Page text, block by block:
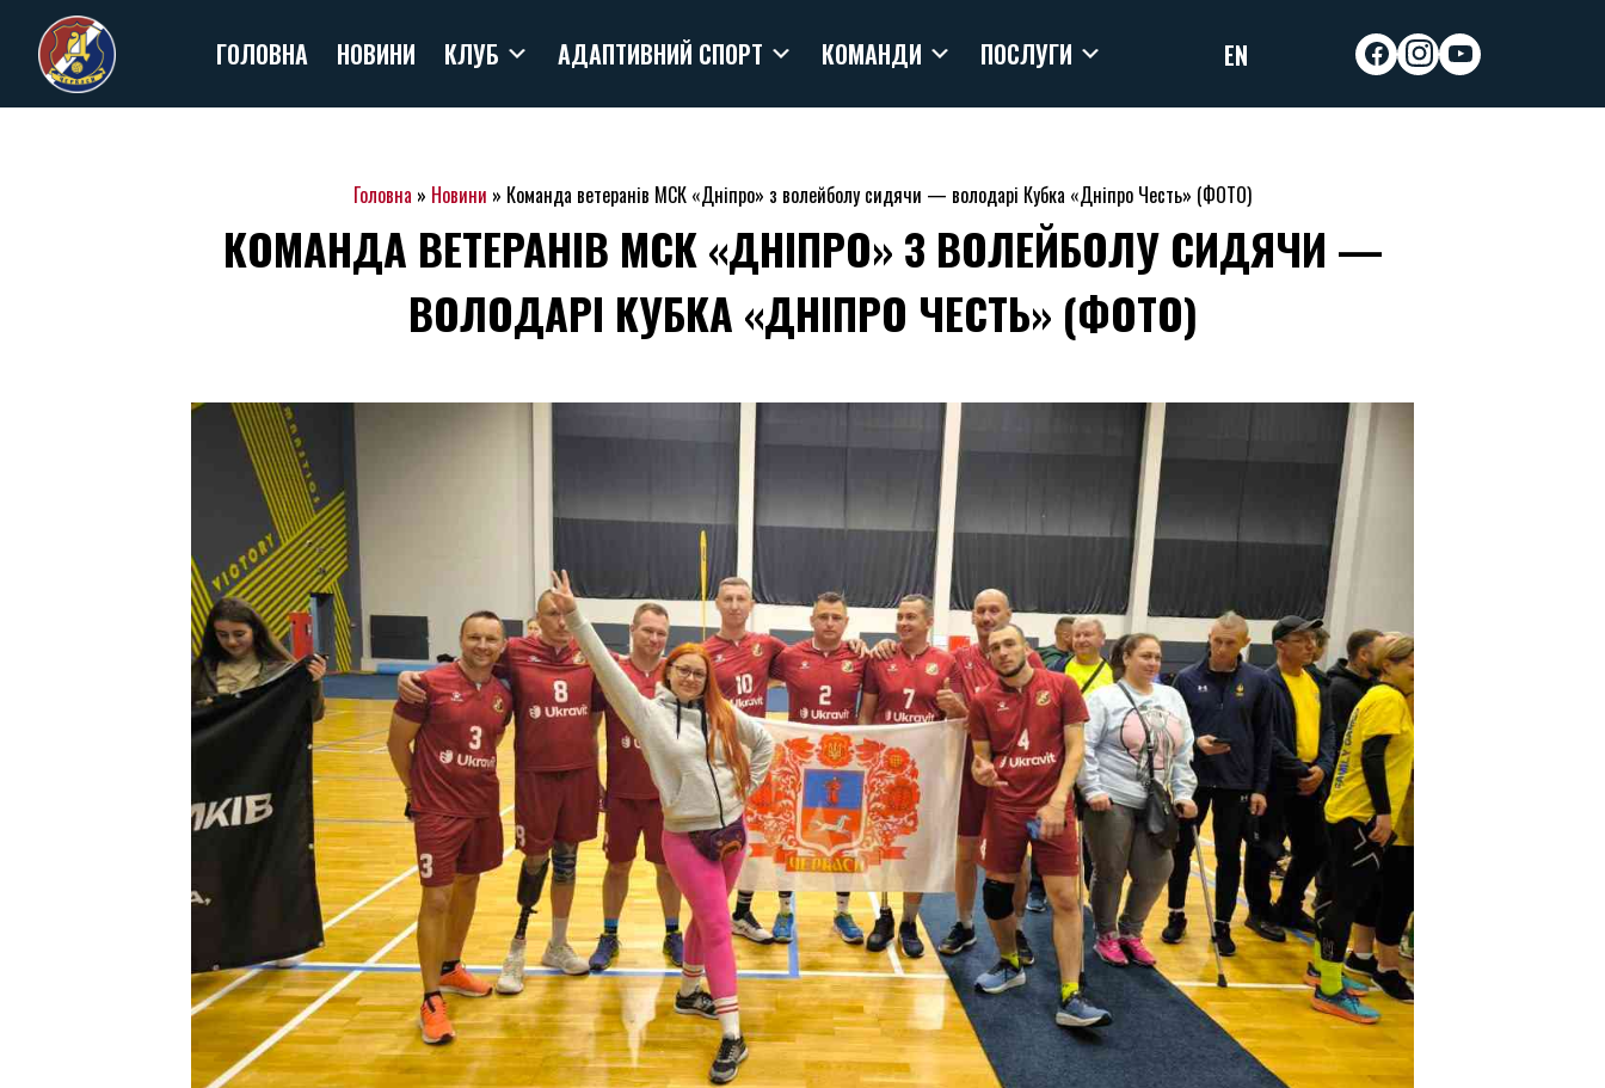
Skip
to
content
ГОЛОВНА НОВИНИ КЛУБ АДАПТИВНИЙ СПОРТ КОМАНДИ ПОСЛУГИ EN facebookinstagram
youtube
Головна » Новини » Команда ветеранів МСК «Дніпро» з волейболу сидячи — володарі Кубка «Дніпро Честь» (ФОТО)
КОМАНДА ВЕТЕРАНІВ МСК «ДНІПРО» З ВОЛЕЙБОЛУ СИДЯЧИ —
ВОЛОДАРІ КУБКА «ДНІПРО ЧЕСТЬ» (ФОТО)